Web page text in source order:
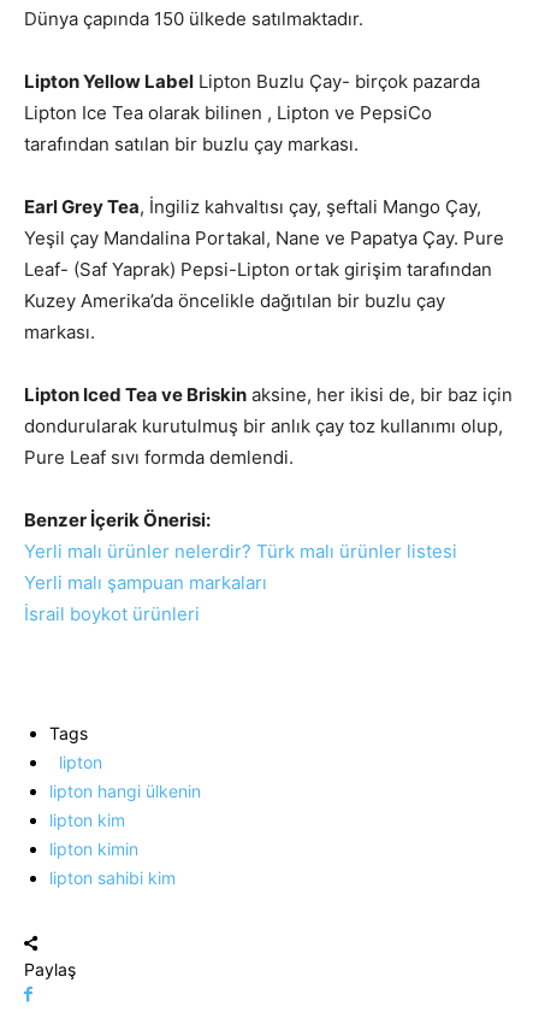
Dünya çapında 150 ülkede satılmaktadır.
Lipton Yellow Label Lipton Buzlu Çay- birçok pazarda
Lipton Ice Tea olarak bilinen , Lipton ve PepsiCo
tarafından satılan bir buzlu çay markası.
Earl Grey Tea, İngiliz kahvaltısı çay, şeftali Mango Çay,
Yeşil çay Mandalina Portakal, Nane ve Papatya Çay. Pure
Leaf- (Saf Yaprak) Pepsi-Lipton ortak girişim tarafından
Kuzey Amerika’da öncelikle dağıtılan bir buzlu çay
markası.
Lipton Iced Tea ve Briskin aksine, her ikisi de, bir baz için
dondurularak kurutulmuş bir anlık çay toz kullanımı olup,
Pure Leaf sıvı formda demlendi.
Benzer İçerik Önerisi:
Yerli malı ürünler nelerdir? Türk malı ürünler listesi
Yerli malı şampuan markaları
İsrail boykot ürünleri
Tags
lipton
lipton hangi ülkenin
lipton kim
lipton kimin
lipton sahibi kim
Paylaş